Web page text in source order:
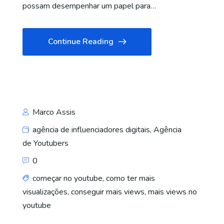
possam desempenhar um papel para…
Continue Reading
Marco Assis
agência de influenciadores digitais, Agência
de Youtubers
0
começar no youtube, como ter mais
visualizações, conseguir mais views, mais views no
youtube